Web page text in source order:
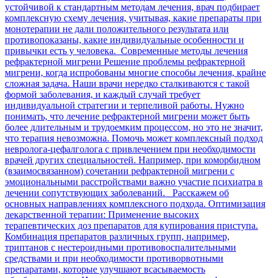
устойчивой к стандартным методам лечения, врач подбирает
комплексную схему лечения, учитывая, какие препараты при
монотерапии не дали положительного результата или
противопоказаны, какие индивидуальные особенности и
привычки есть у человека. Современные методы лечения
рефрактерной мигрени Решение проблемы рефрактерной
мигрени, когда испробованы многие способы лечения, крайне
сложная задача. Наши врачи нередко сталкиваются с такой
формой заболевания, и каждый случай требует
индивидуальной стратегии и терпеливой работы. Нужно
понимать, что лечение рефрактерной мигрени может быть
более длительным и трудоемким процессом, но это не значит,
что терапия невозможна. Помочь может комплексный подход
невролога-цефалголога с привлечением при необходимости
врачей других специальностей. Например, при коморбидном
(взаимосвязанном) сочетании рефрактерной мигрени с
эмоциональными расстройствами важно участие психиатра в
лечении сопутствующих заболеваний. Расскажем об
основных направлениях комплексного подхода. Оптимизация
лекарственной терапии: Применение высоких
терапевтических доз препаратов для купирования приступа.
Комбинация препаратов различных групп, например,
триптанов с нестероидными противовоспалительными
средствами и при необходимости противорвотными
препаратами, которые улучшают всасываемость